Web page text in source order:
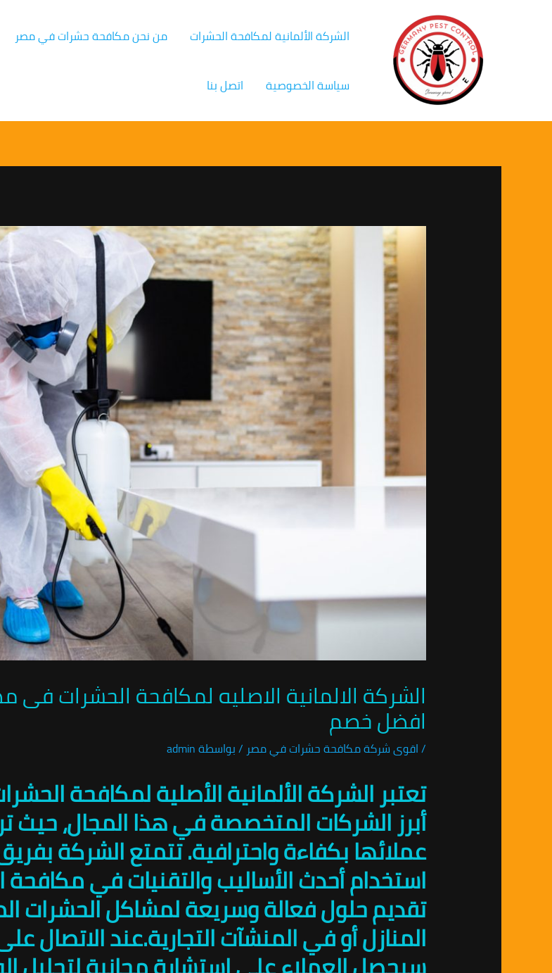
الشركة الألمانية لمكافحة الحشرات من نحن مكافحة حشرات في مصر
سياسة الخصوصية اتصل بنا
افضل خصم
/اقوى شركة مكافحة حشرات في مصر / بواسطةadmin
تعتبر الشركة الألمانية الأصلية لمكافحة
أبرز الشركات المتخصصة في هذا المجال، حيث
عملائها بكفاءة واحترافية. تتمتع الشركة
استخدام أحدث الأساليب والتقنيات في
تقديم حلول فعالة وسريعة لمشاكل الحشرات
navigation